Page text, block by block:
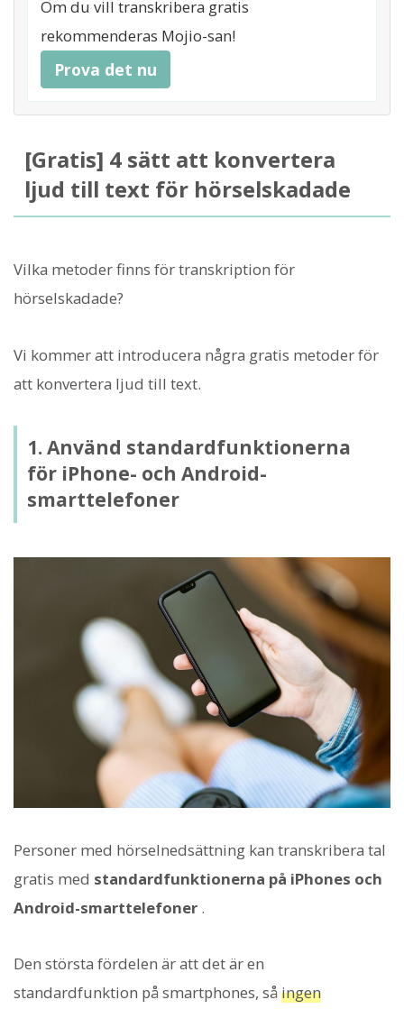
Om du vill transkribera gratis
rekommenderas Mojio-san!
Prova det nu
[Gratis] 4 sätt att konvertera
ljud till text för hörselskadade
Vilka metoder finns för transkription för
hörselskadade?
Vi kommer att introducera några gratis metoder för
att konvertera ljud till text.
1. Använd standardfunktionerna
för iPhone- och Android-
smarttelefoner
Personer med hörselnedsättning kan transkribera tal
gratis med standardfunktionerna på iPhones och
Android-smarttelefoner .
Den största fördelen är att det är en
standardfunktion på smartphones, så ingen